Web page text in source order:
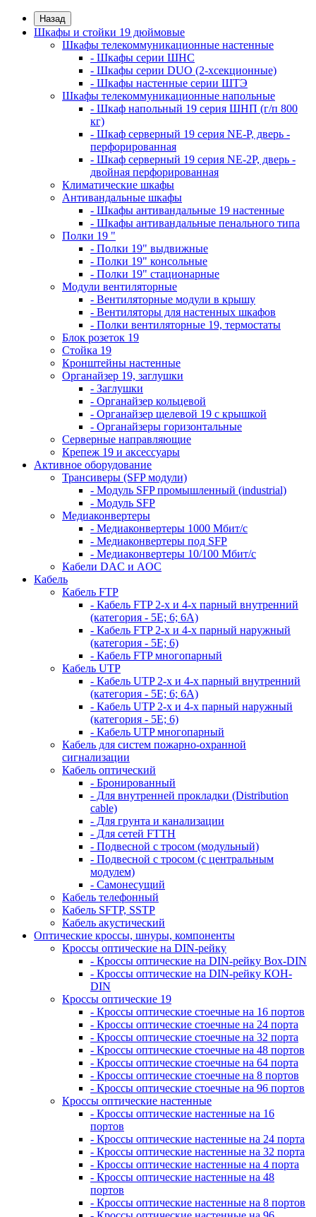
Назад
Шкафы и стойки 19 дюймовые
Шкафы телекоммуникационные настенные
- Шкафы серии ШНС
- Шкафы серии DUO (2-хсекционные)
- Шкафы настенные серии ШТЭ
Шкафы телекоммуникационные напольные
- Шкаф напольный 19 серия ШНП (г/п 800
кг)
- Шкаф серверный 19 серия NE-P, дверь -
перфорированная
- Шкаф серверный 19 серия NE-2P, дверь -
двойная перфорированная
Климатические шкафы
Антивандальные шкафы
- Шкафы антивандальные 19 настенные
- Шкафы антивандальные пенального типа
Полки 19 "
- Полки 19" выдвижные
- Полки 19" консольные
- Полки 19" стационарные
Модули вентиляторные
- Вентиляторные модули в крышу
- Вентиляторы для настенных шкафов
- Полки вентиляторные 19, термостаты
Блок розеток 19
Стойка 19
Кронштейны настенные
Органайзер 19, заглушки
- Заглушки
- Органайзер кольцевой
- Органайзер щелевой 19 с крышкой
- Органайзеры горизонтальные
Серверные направляющие
Крепеж 19 и аксессуары
Активное оборудование
Трансиверы (SFP модули)
- Модуль SFP промышленный (industrial)
- Модуль SFP
Медиаконвертеры
- Медиаконвертеры 1000 Мбит/с
- Медиаконвертеры под SFP
- Медиаконвертеры 10/100 Мбит/с
Кабели DAC и AOC
Кабель
Кабель FTP
- Кабель FTP 2-х и 4-х парный внутренний
(категория - 5Е; 6; 6А)
- Кабель FTP 2-х и 4-х парный наружный
(категория - 5Е; 6)
- Кабель FTP многопарный
Кабель UTP
- Кабель UTP 2-х и 4-х парный внутренний
(категория - 5Е; 6; 6А)
- Кабель UTP 2-х и 4-х парный наружный
(категория - 5Е; 6)
- Кабель UTP многопарный
Кабель для систем пожарно-охранной
сигнализации
Кабель оптический
- Бронированный
- Для внутренней прокладки (Distribution
cable)
- Для грунта и канализации
- Для сетей FTTH
- Подвесной с тросом (модульный)
- Подвесной с тросом (с центральным
модулем)
- Самонесущий
Кабель телефонный
Кабель SFTP, SSTP
Кабель акустический
Оптические кроссы, шнуры, компоненты
Кроссы оптические на DIN-рейку
- Кроссы оптические на DIN-рейку Box-DIN
- Кроссы оптические на DIN-рейку КОН-
DIN
Кроссы оптические 19
- Кроссы оптические стоечные на 16 портов
- Кроссы оптические стоечные на 24 порта
- Кроссы оптические стоечные на 32 порта
- Кроссы оптические стоечные на 48 портов
- Кроссы оптические стоечные на 64 порта
- Кроссы оптические стоечные на 8 портов
- Кроссы оптические стоечные на 96 портов
Кроссы оптические настенные
- Кроссы оптические настенные на 16
портов
- Кроссы оптические настенные на 24 порта
- Кроссы оптические настенные на 32 порта
- Кроссы оптические настенные на 4 порта
- Кроссы оптические настенные на 48
портов
- Кроссы оптические настенные на 8 портов